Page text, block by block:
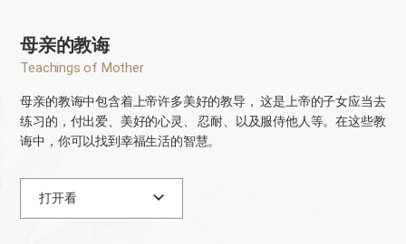
母亲的教诲
Teachings of Mother
母亲的教诲中包含着上帝许多美好的教导， 这是上帝的子女应当去
练习的，付出爱、美好的心灵、
忍耐、以及服侍他人等。在这些教
诲中，你可以找到幸福生活的智慧。
打开看